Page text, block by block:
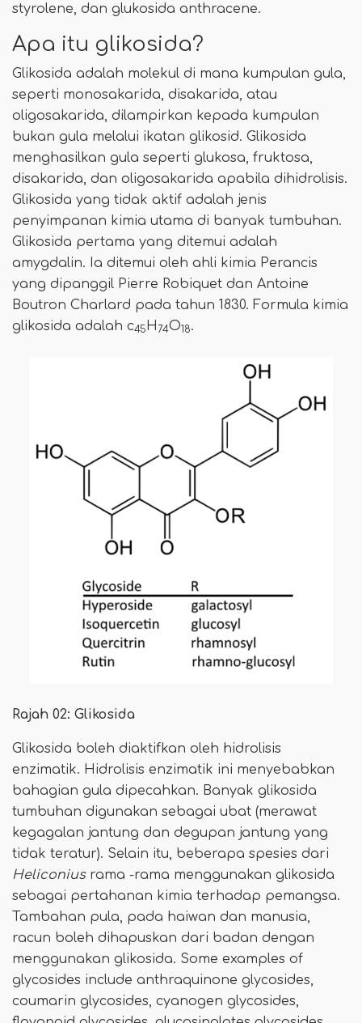
styrolene, dan glukosida anthracene.
Apa itu glikosida?
Glikosida adalah molekul di mana kumpulan gula,
seperti monosakarida, disakarida, atau
oligosakarida, dilampirkan kepada kumpulan
bukan gula melalui ikatan glikosid. Glikosida
menghasilkan gula seperti glukosa, fruktosa,
disakarida, dan oligosakarida apabila dihidrolisis.
Glikosida yang tidak aktif adalah jenis
penyimpanan kimia utama di banyak tumbuhan.
Glikosida pertama yang ditemui adalah
amygdalin. Ia ditemui oleh ahli kimia Perancis
yang dipanggil Pierre Robiquet dan Antoine
Boutron Charlard pada tahun 1830. Formula kimia
glikosida adalah c45 H74O18.
Rajah 02: Glikosida
Glikosida boleh diaktifkan oleh hidrolisis
enzimatik. Hidrolisis enzimatik ini menyebabkan
bahagian gula dipecahkan. Banyak glikosida
tumbuhan digunakan sebagai ubat (merawat
kegagalan jantung dan degupan jantung yang
tidak teratur). Selain itu, beberapa spesies dari
Heliconiusrama -rama menggunakan glikosida
sebagai pertahanan kimia terhadap pemangsa.
Tambahan pula, pada haiwan dan manusia,
racun boleh dihapuskan dari badan dengan
menggunakan glikosida. Some examples of
glycosides include anthraquinone glycosides,
coumarin glycosides, cyanogen glycosides,